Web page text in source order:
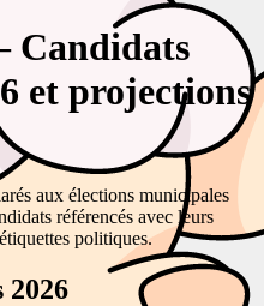
Candidats
et projections
aux élections municipales
référencés avec leurs
politiques.
2026